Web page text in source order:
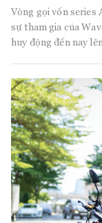
Vòng gọi vốn series
sự tham gia của
huy động đến nay